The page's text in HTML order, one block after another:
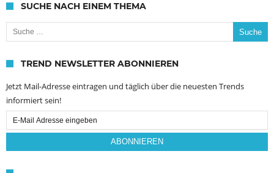
SUCHE NACH EINEM THEMA
Suche nach:
TREND NEWSLETTER ABONNIEREN
Jetzt Mail-Adresse eintragen und täglich über die neuesten Trends
informiert sein!
Email
Subscription
ABONNIEREN